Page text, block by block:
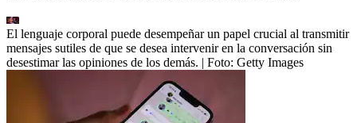
El lenguaje corporal puede desempeñar un papel crucial al transmitir
mensajes sutiles de que se desea intervenir en la conversación sin
desestimar las opiniones de los demás. | Foto: Getty Images